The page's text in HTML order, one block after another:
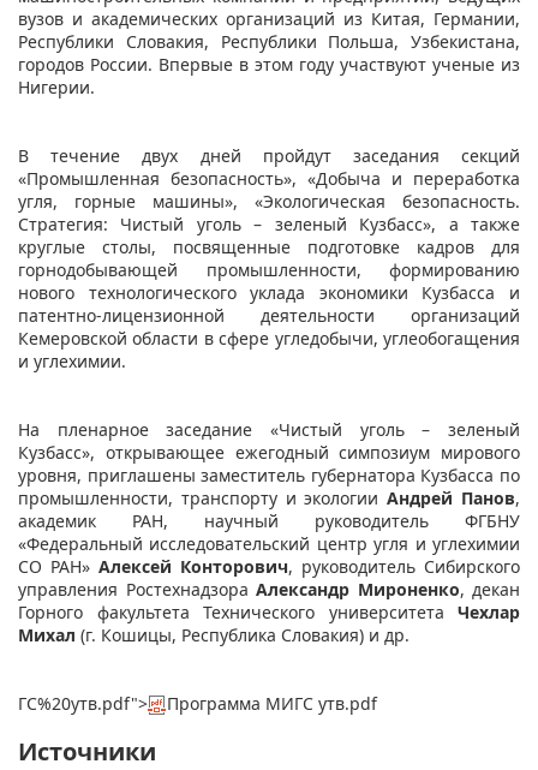
вузов и академических организаций из Китая, Германии,
Республики Словакия, Республики Польша, Узбекистана,
городов России. Впервые в этом году участвуют ученые из
Нигерии.
В течение двух дней пройдут заседания секций
«Промышленная безопасность», «Добыча и переработка
угля, горные машины», «Экологическая безопасность.
Стратегия: Чистый уголь – зеленый Кузбасс», а также
круглые столы, посвященные подготовке кадров для
горнодобывающей промышленности, формированию
нового технологического уклада экономики Кузбасса и
патентно-лицензионной деятельности организаций
Кемеровской области в сфере угледобычи, углеобогащения
и углехимии.
На пленарное заседание «Чистый уголь – зеленый
Кузбасс», открывающее ежегодный симпозиум мирового
уровня, приглашены заместитель губернатора Кузбасса по
промышленности, транспорту и экологииАндрей Панов,
академик РАН, научный руководитель ФГБНУ
«Федеральный исследовательский центр угля и углехимии
СО РАН» Алексей Конторович, руководитель Сибирского
управления Ростехнадзора Александр Мироненко, декан
Горного факультета Технического университета Чехлар
Михал (г. Кошицы, Республика Словакия) и др.
ГС%20утв.pdf"> Программа МИГС утв.pdf
Источники